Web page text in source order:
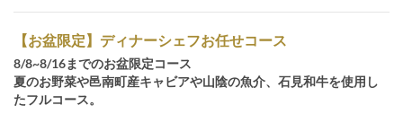
【お盆限定】ディナーシェフお任せコース
8/8~8/16までのお盆限定コース
夏のお野菜や邑南町産キャビアや山陰の魚介、石見和牛を使用し
たフルコース。